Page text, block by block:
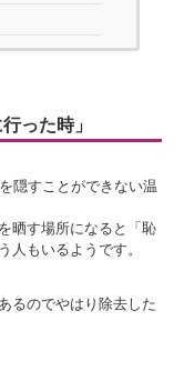
った時」
隠すことができない温
晒す場所になると「恥
人もいるようです。
るのでやはり除去した